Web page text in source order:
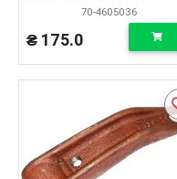
70-4605036
₴ 175.0